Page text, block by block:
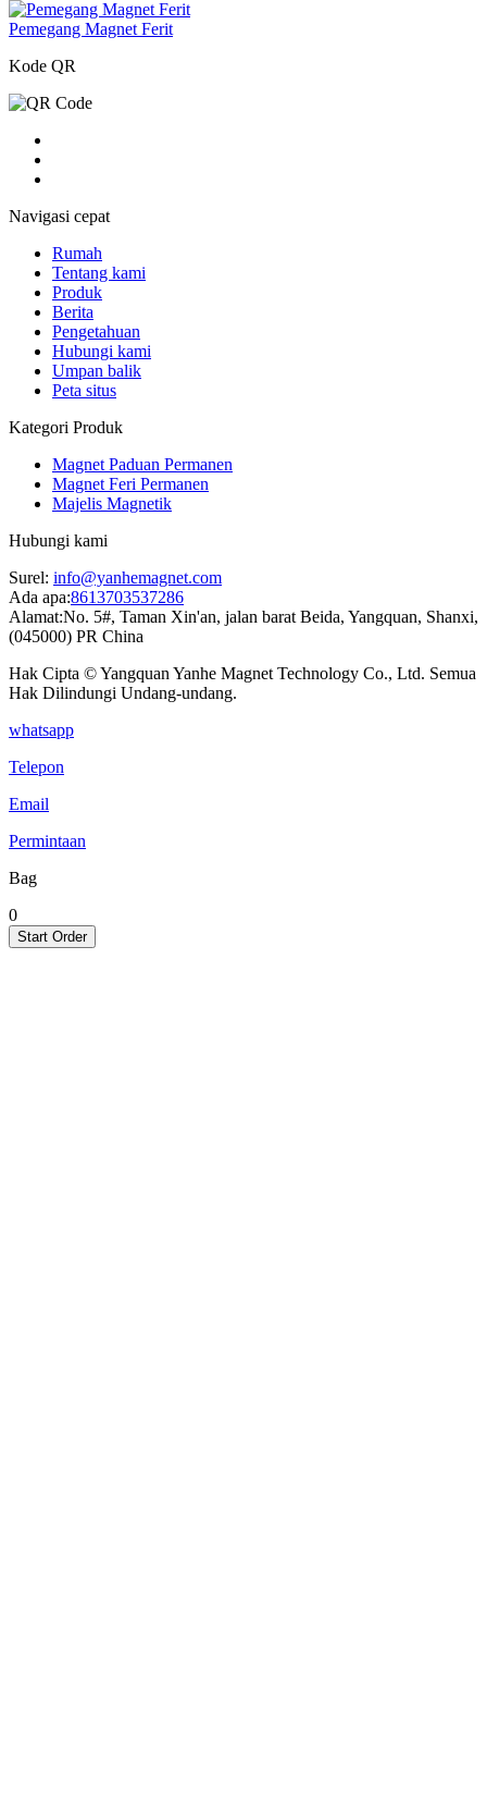
Pemegang Magnet Ferit
Kode QR
Navigasi cepat
Rumah
Tentang kami
Produk
Berita
Pengetahuan
Hubungi kami
Umpan balik
Peta situs
Kategori Produk
Magnet Paduan Permanen
Magnet Feri Permanen
Majelis Magnetik
Hubungi kami
Surel: info@yanhemagnet.com
Ada apa:8613703537286
Alamat:No. 5#, Taman Xin'an, jalan barat Beida, Yangquan, Shanxi,
(045000) PR China
Hak Cipta © Yangquan Yanhe Magnet Technology Co., Ltd. Semua
Hak Dilindungi Undang-undang.
whatsapp
Telepon
Email
Permintaan
Bag
0
Start Order